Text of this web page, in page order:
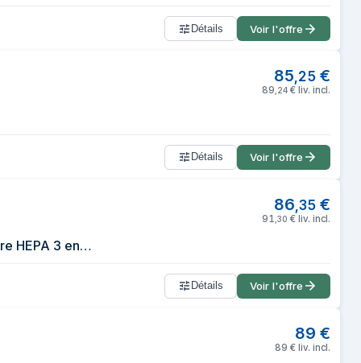
Détails Voir l'offre
85 25 €
89 24 € liv. incl.
Détails Voir l'offre
86 35 €
91 30 € liv. incl.
XIAOMI Smart Air Purifier 4 Compact - Purificateur dair - CADR 230 m³/h - Filtre HEPA 3 en 1 - 48 m²
Détails Voir l'offre
89 €
89 € liv. incl.